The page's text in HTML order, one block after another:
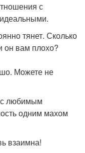
с
тянет. Сколько
он вам плохо?
Можете не
с любимым
одним махом
взаимна!